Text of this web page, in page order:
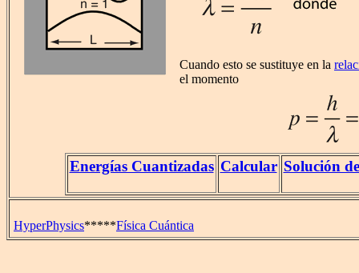
Cuando esto se sustituye en la
el momento
Energías Cuantizadas Calcular Solución
HyperPhysics*****Física Cuántica